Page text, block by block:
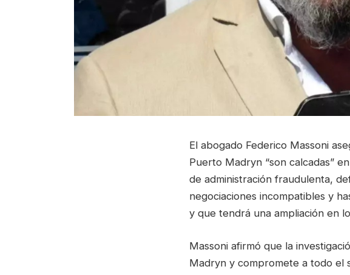
El abogado Federico Massoni
Puerto Madryn “son calcadas”
de administración fraudulenta,
negociaciones incompatibles y
y que tendrá una ampliación en
Massoni afirmó que la
Madryn y compromete a todo el